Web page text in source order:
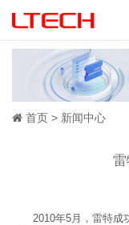
首页 新闻中心
雷
2010年5月，雷特成